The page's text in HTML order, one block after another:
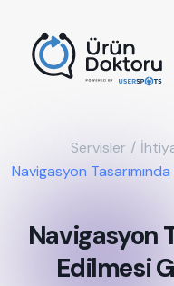
Servisler /
Navigasyon
Navigasyon
Edilmesi